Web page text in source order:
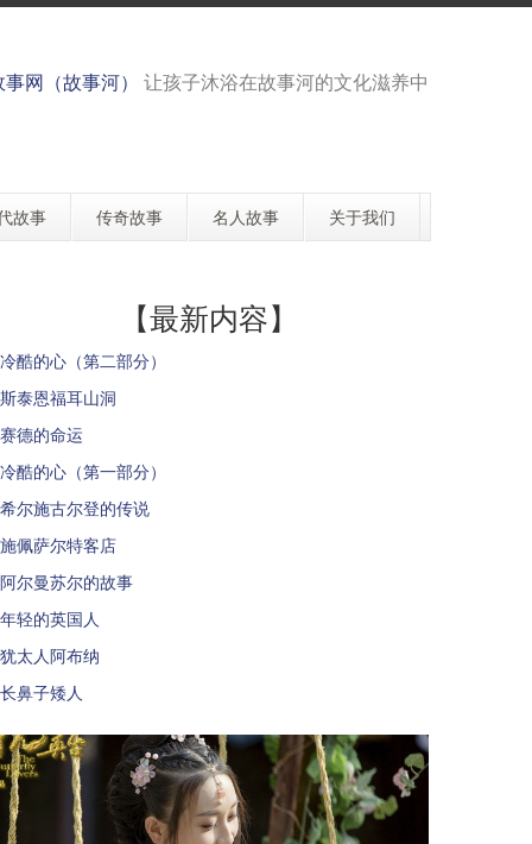
网（故事河） 让孩子沐浴在故事河的文化滋养中
故事 传奇故事 名人故事 关于我们
【最新内容】
冷酷的心（第二部分）
斯泰恩福耳山洞
赛德的命运
冷酷的心（第一部分）
希尔施古尔登的传说
施佩萨尔特客店
阿尔曼苏尔的故事
年轻的英国人
犹太人阿布纳
长鼻子矮人